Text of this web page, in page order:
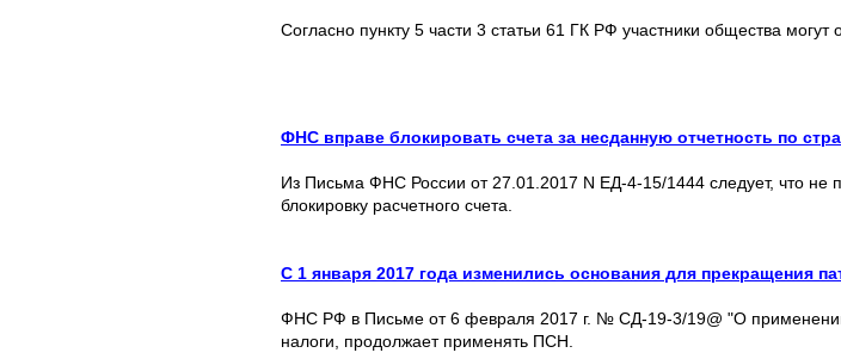
Согласно пункту 5 части 3 статьи 61 ГК РФ участники общества
ФНС вправе блокировать счета за несданную отчетность по
Из Письма ФНС России от 27.01.2017 N ЕД-4-15/1444 следует, что не
блокировку расчетного счета.
С 1 января 2017 года изменились основания для прекращения
ФНС РФ в Письме от 6 февраля 2017 г. № СД-19-3/19@ "О
налоги, продолжает применять ПСН.